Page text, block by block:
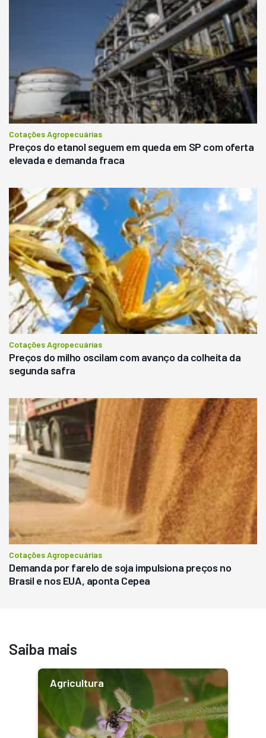
Cotações Agropecuárias
Preços do etanol seguem em queda em SP com oferta
elevada e demanda fraca
Cotações Agropecuárias
Preços do milho oscilam com avanço da colheita da
segunda safra
Cotações Agropecuárias
Demanda por farelo de soja impulsiona preços no
Brasil e nos EUA, aponta Cepea
Saiba mais
Agricultura